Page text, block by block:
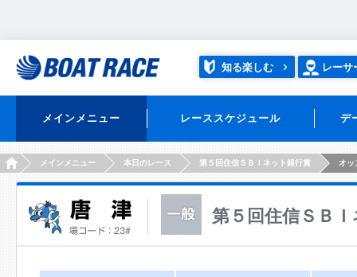
知る楽しむ レーサ
メインメニュー レーススケジュール デ
HOMEメインメニュー 本日のレース 第５回住信ＳＢＩネット銀行賞 オッ
第５回住信ＳＢ